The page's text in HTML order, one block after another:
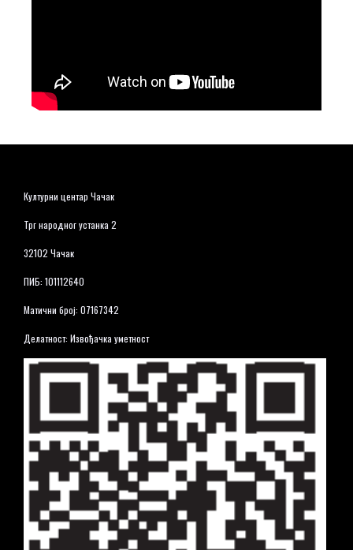
Културни центар Чачак
Трг народног устанка 2
32102 Чачак
ПИБ: 101112640
Матични број: 07167342
Делатност: Извођачка уметност